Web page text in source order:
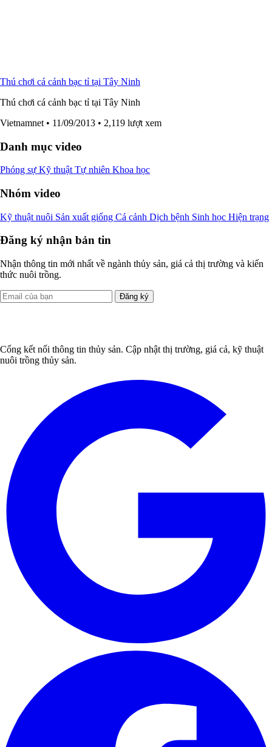
Thú chơi cá cảnh bạc tỉ tại Tây Ninh
Thú chơi cá cảnh bạc tỉ tại Tây Ninh
Vietnamnet • 11/09/2013 • 2,119 lượt xem
Danh mục video
Phóng sự Kỹ thuật Tự nhiên Khoa học
Nhóm video
Kỹ thuật nuôi Sản xuất giống Cá cảnh Dịch bệnh Sinh học Hiện trạng
Đăng ký nhận bản tin
Nhận thông tin mới nhất về ngành thủy sản, giá cả thị trường và kiến
thức nuôi trồng.
Đăng ký
Cổng kết nối thông tin thủy sản. Cập nhật thị trường, giá cả, kỹ thuật
nuôi trồng thủy sản.